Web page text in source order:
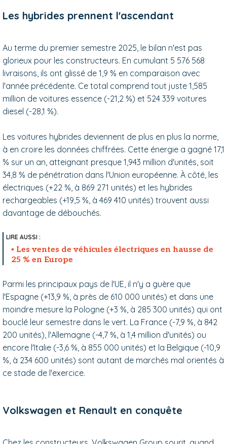
Les hybrides prennent l'ascendant
Au terme du premier semestre 2025, le bilan n'est pas
glorieux pour les constructeurs. En cumulant 5 576 568
livraisons, ils ont glissé de 1,9 % en comparaison avec
l'année précédente. Ce total comprend tout juste 1,585
million de voitures essence (-21,2 %) et 524 339 voitures
diesel (-28,1 %).
Les voitures hybrides deviennent de plus en plus la norme,
à en croire les données chiffrées. Cette énergie a gagné 17,1
% sur un an, atteignant presque 1,943 million d'unités, soit
34,8 % de pénétration dans l'Union européenne. À côté, les
électriques (+22 %, à 869 271 unités) et les hybrides
rechargeables (+19,5 %, à 469 410 unités) trouvent aussi
davantage de débouchés.
Les ventes de véhicules électriques en hausse de
25 % en Europe
Parmi les principaux pays de l'UE, il n'y a guère que
l'Espagne (+13,9 %, à près de 610 000 unités) et dans une
moindre mesure la Pologne (+3 %, à 285 300 unités) qui ont
bouclé leur semestre dans le vert. La France (-7,9 %, à 842
200 unités), l'Allemagne (-4,7 %, à 1,4 million d'unités) ou
encore l'Italie (-3,6 %, à 855 000 unités) et la Belgique (-10,9
%, à 234 600 unités) sont autant de marchés mal orientés à
ce stade de l'exercice.
Volkswagen et Renault en conquête